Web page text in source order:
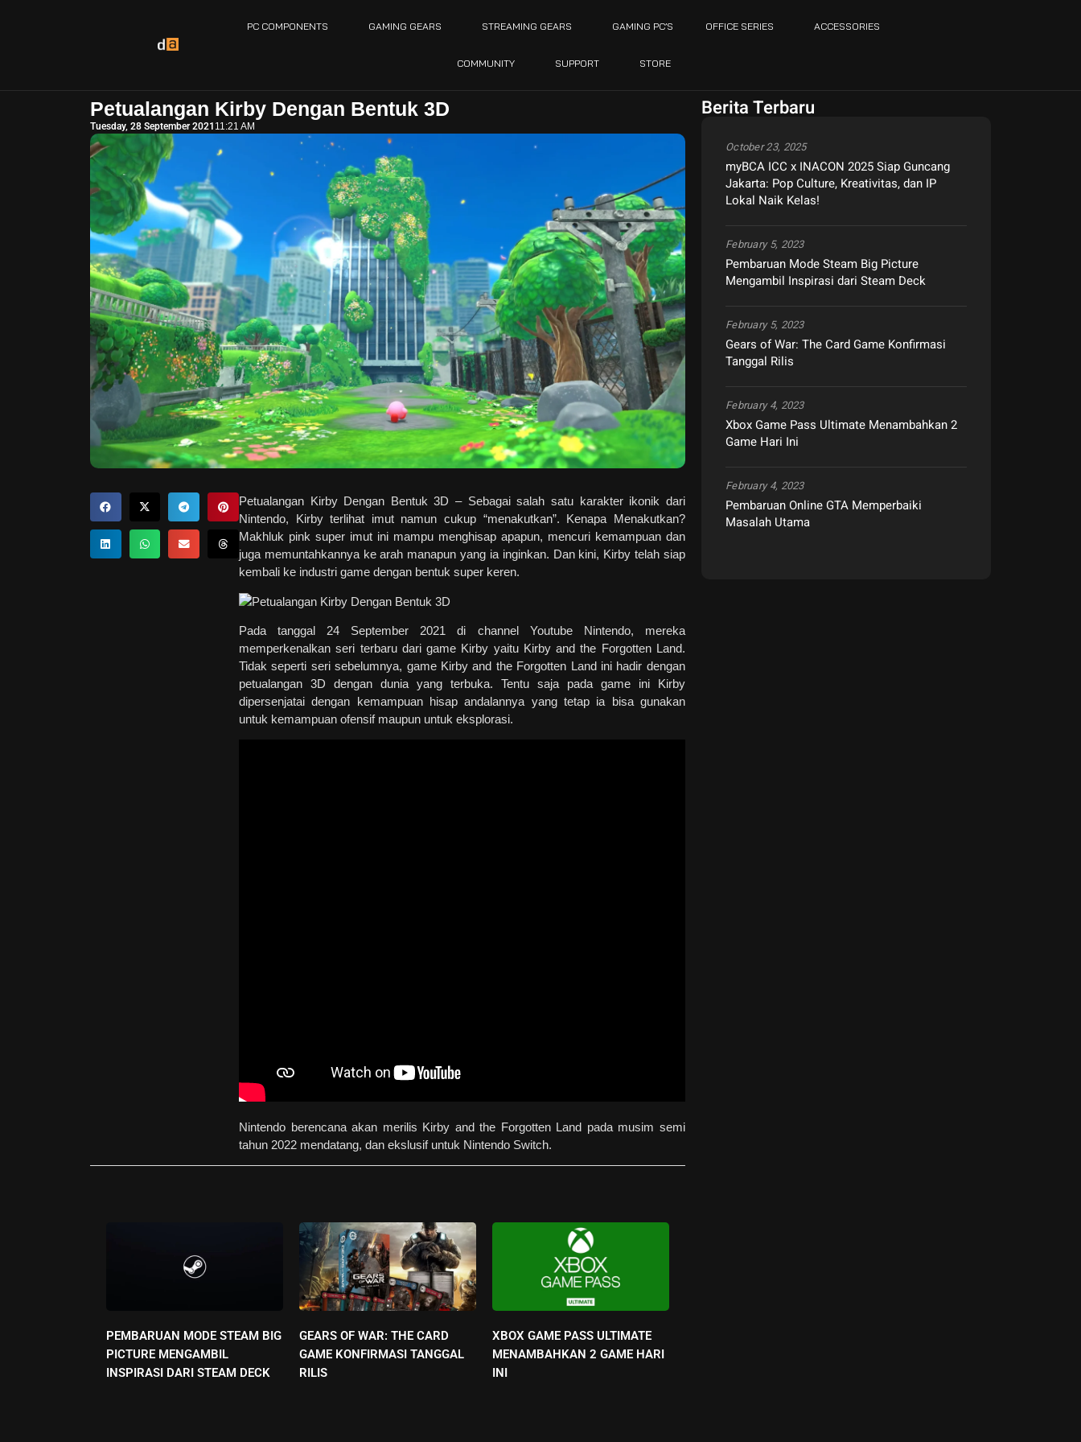
PC COMPONENTS GAMING GEARS STREAMING GEARS GAMING PC’S OFFICE SERIES ACCESSORIES
COMMUNITY SUPPORT STORE
Petualangan Kirby Dengan Bentuk 3D
Tuesday, 28 September 2021 11:21 AM
Petualangan Kirby Dengan Bentuk 3D – Sebagai salah satu karakter ikonik dari
Nintendo, Kirby terlihat imut namun cukup “menakutkan”. Kenapa Menakutkan?
Makhluk pink super imut ini mampu menghisap apapun, mencuri kemampuan dan
juga memuntahkannya ke arah manapun yang ia inginkan. Dan kini, Kirby telah siap
kembali ke industri game dengan bentuk super keren.
Pada tanggal 24 September 2021 di channel Youtube Nintendo, mereka
memperkenalkan seri terbaru dari game Kirby yaitu Kirby and the Forgotten Land.
Tidak seperti seri sebelumnya, game Kirby and the Forgotten Land ini hadir dengan
petualangan 3D dengan dunia yang terbuka. Tentu saja pada game ini Kirby
dipersenjatai dengan kemampuan hisap andalannya yang tetap ia bisa gunakan
untuk kemampuan ofensif maupun untuk eksplorasi.
Nintendo berencana akan merilis Kirby and the Forgotten Land pada musim semi
tahun 2022 mendatang, dan ekslusif untuk Nintendo Switch.
PEMBARUAN MODE STEAM BIG
PICTURE MENGAMBIL
INSPIRASI DARI STEAM DECK
GEARS OF WAR: THE CARD
GAME KONFIRMASI TANGGAL
RILIS
XBOX GAME PASS ULTIMATE
MENAMBAHKAN 2 GAME HARI
INI
Berita Terbaru
myBCA ICC x INACON 2025 Siap Guncang
Jakarta: Pop Culture, Kreativitas, dan IP
Lokal Naik Kelas!
October 23, 2025
Pembaruan Mode Steam Big Picture
Mengambil Inspirasi dari Steam Deck
February 5, 2023
Gears of War: The Card Game Konfirmasi
Tanggal Rilis
February 5, 2023
Xbox Game Pass Ultimate Menambahkan 2
Game Hari Ini
February 4, 2023
Pembaruan Online GTA Memperbaiki
Masalah Utama
February 4, 2023